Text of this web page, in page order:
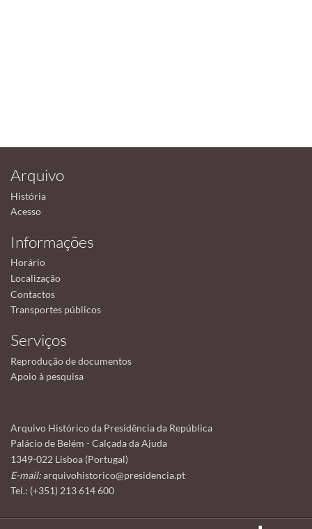
Arquivo
História
Acesso
Informações
Horário
Localização
Contactos
Transportes públicos
Serviços
Reprodução de documentos
Apoio à pesquisa
Arquivo Histórico da Presidência da República
Palácio de Belém - Calçada da Ajuda
1349-022 Lisboa (Portugal)
E-mail:arquivohistorico@presidencia.pt
Tel.: (+351) 213 614 600